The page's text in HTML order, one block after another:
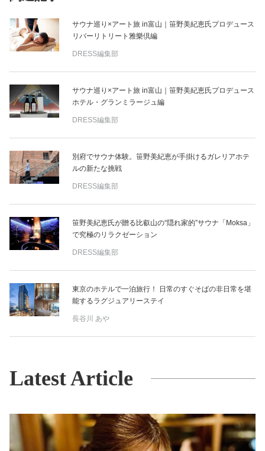
サウナ巡り×アート旅 in富山｜笹野美紀恵氏プロデュース
リバーリトリート雅樂倶編
DRESS編集部
サウナ巡り×アート旅 in富山｜笹野美紀恵氏プロデュース
ホテル・グランミラージュ編
DRESS編集部
別府でサウナ体験。笹野美紀恵が手掛けるガレリアホテ
ルの新たな挑戦
DRESS編集部
笹野美紀恵氏が贈る比叡山の“隠れ家的”サウナ「Moksa」
で究極のリラクゼーション
DRESS編集部
東京のホテルで一泊旅行！ 日常のすぐそばの非日常を堪
能するラグジュアリーステイ
長谷川 あや
Latest Article